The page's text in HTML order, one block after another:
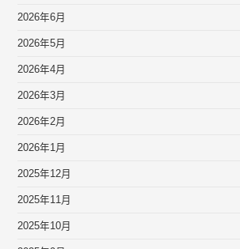
2026年6月
2026年5月
2026年4月
2026年3月
2026年2月
2026年1月
2025年12月
2025年11月
2025年10月